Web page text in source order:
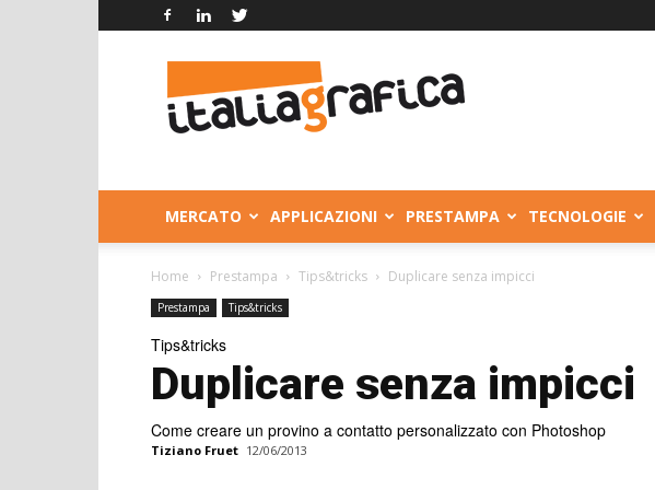
Grafica
MERCATO APPLICAZIONI PRESTAMPA TECNOLOGIE
Home Prestampa Tips&tricks Duplicare senza impicci
Prestampa Tips&tricks
Tips&tricks
Duplicare senza impicci
Come creare un provino a contatto personalizzato con Photoshop
Tiziano Fruet 12/06/2013